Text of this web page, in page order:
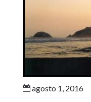
agosto 1, 2016